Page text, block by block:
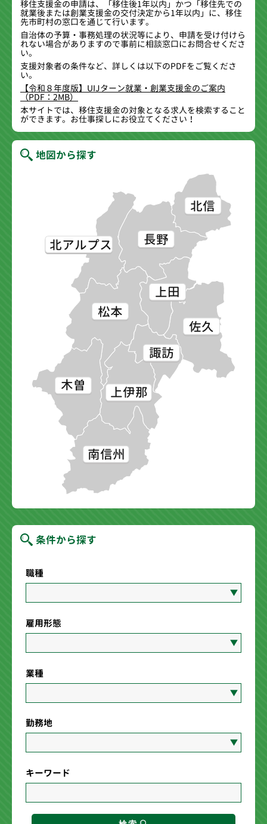
移住支援金の申請は、「移住後1年以内」かつ「移住先での
就業後または創業支援金の交付決定から1年以内」に、移住
先市町村の窓口を通じて行います。
自治体の予算・事務処理の状況等により、申請を受け付けら
れない場合がありますので事前に相談窓口にお問合せくださ
い。
支援対象者の条件など、詳しくは以下のPDFをご覧くださ
い。
【令和８年度版】UIJターン就業・創業支援金のご案内
（PDF：2MB）
本サイトでは、移住支援金の対象となる求人を検索すること
ができます。お仕事探しにお役立てください！
地図から探す
北アルプス
松本
長野
佐久
上田
北信
木曽
南信州
上伊那
諏訪
条件から探す
職種
雇用形態
業種
勤務地
キーワード